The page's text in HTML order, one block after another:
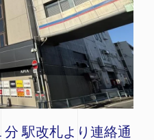
分 駅改札より連絡通